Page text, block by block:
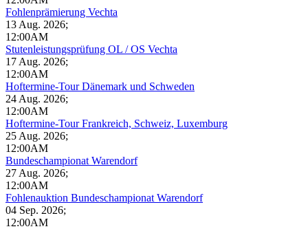
Fohlenprämierung Vechta
13 Aug. 2026;
12:00AM
Stutenleistungsprüfung OL / OS Vechta
17 Aug. 2026;
12:00AM
Hoftermine-Tour Dänemark und Schweden
24 Aug. 2026;
12:00AM
Hoftermine-Tour Frankreich, Schweiz, Luxemburg
25 Aug. 2026;
12:00AM
Bundeschampionat Warendorf
27 Aug. 2026;
12:00AM
Fohlenauktion Bundeschampionat Warendorf
04 Sep. 2026;
12:00AM